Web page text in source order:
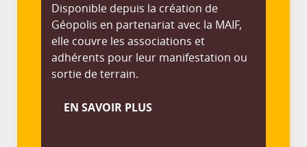
Disponible depuis la création de
Géopolis en partenariat avec la MAIF,
elle couvre les associations et
adhérents pour leur manifestation ou
sortie de terrain.
EN SAVOIR PLUS